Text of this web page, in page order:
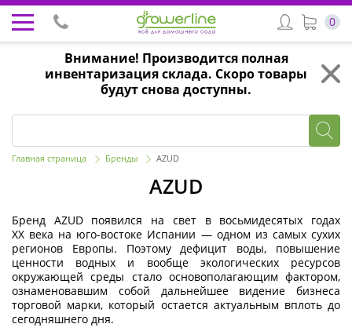
Внимание! Производится полная
инвентаризация склада. Скоро товары
будут снова доступны.
0
Главная страница Бренды AZUD
AZUD
Бренд AZUD появился на свет в восьмидесятых годах
XX века на юго-востоке Испании — одном из самых сухих
регионов Европы. Поэтому дефицит воды, повышение
ценности водных и вообще экологических ресурсов
окружающей среды стало основополагающим фактором,
ознаменовавшим собой дальнейшее видение бизнеса
торговой марки, который остается актуальным вплоть до
сегодняшнего дня.